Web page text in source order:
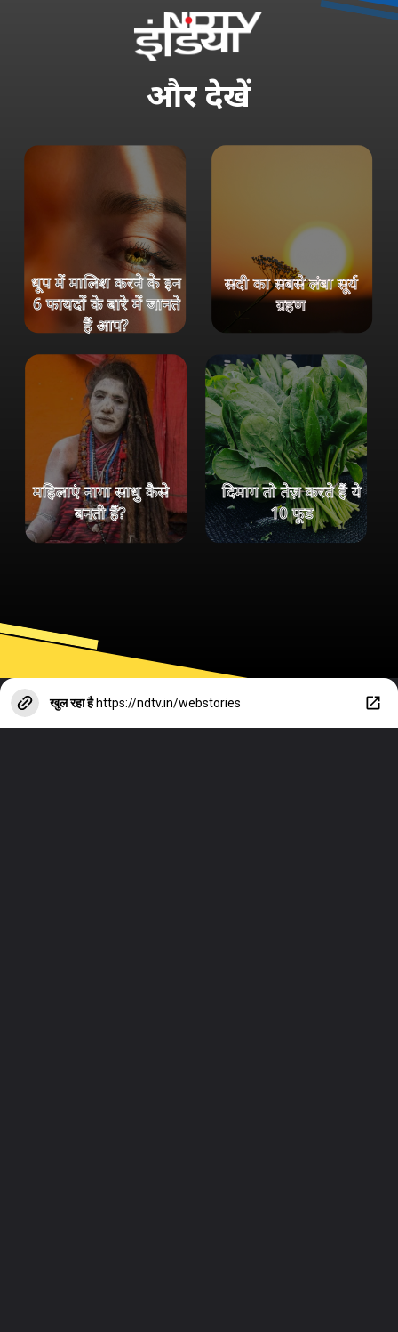
औरदेखें
धूप में मालिश करने के इन
6 फायदों के बारे में जानते
हैं आप?
महिलाएं नागा साधु कैसे
बनती हैं?
सदी का सबसे लंबा सूर्य
ग्रहण
दिमाग तो तेज़ करते हैं ये
10 फूड
खुल रहा है https://ndtv.in/webstories